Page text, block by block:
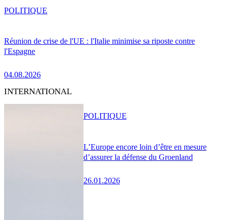
Réunion de crise de l'UE : l'Italie minimise sa riposte contre
l'Espagne
04.08.2026
POLITIQUE
INTERNATIONAL
L’Europe encore loin d’être en mesure
d’assurer la défense du Groenland
26.01.2026
POLITIQUE